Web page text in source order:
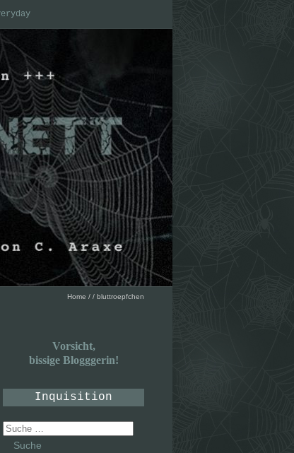
Home / / bluttroepfchen
Vorsicht,
bissige Blogggerin!
Inquisition
Suche
nach: